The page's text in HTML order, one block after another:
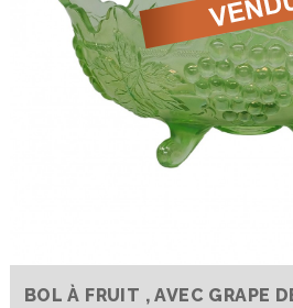
BOL À FRUIT , AVEC GRAPE